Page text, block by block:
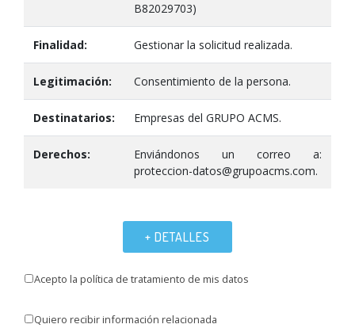
B82029703)
Finalidad: Gestionar la solicitud realizada.
Legitimación: Consentimiento de la persona.
Destinatarios: Empresas del GRUPO ACMS.
Derechos:
Enviándonos un correo a:
proteccion-datos@grupoacms.com.
+ DETALLES
Acepto la política de tratamiento de mis datos
Quiero recibir información relacionada